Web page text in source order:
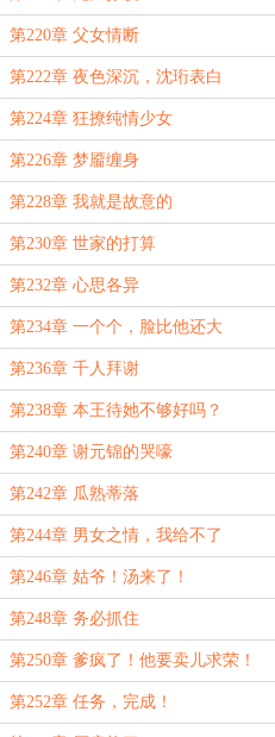
第220章 父女情断
第222章 夜色深沉，沈珩表白
第224章 狂撩纯情少女
第226章 梦靥缠身
第228章 我就是故意的
第230章 世家的打算
第232章 心思各异
第234章 一个个，脸比他还大
第236章 千人拜谢
第238章 本王待她不够好吗？
第240章 谢元锦的哭嚎
第242章 瓜熟蒂落
第244章 男女之情，我给不了
第246章 姑爷！汤来了！
第248章 务必抓住
第250章 爹疯了！他要卖儿求荣！
第252章 任务，完成！